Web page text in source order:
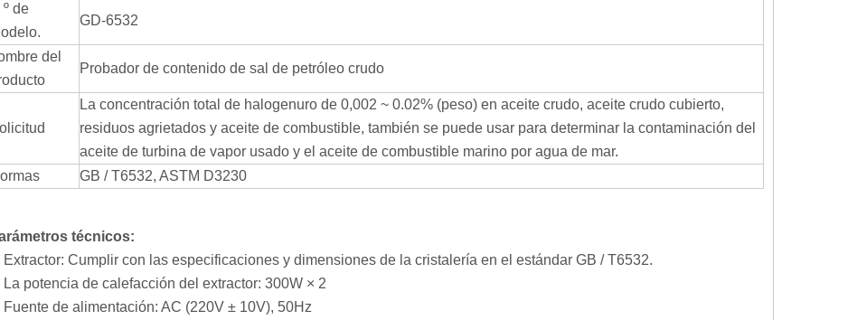
º de
GD-6532
del
Probador de contenido de sal de petróleo crudo
La concentración total de halogenuro de 0,002 ~ 0.02% (peso) en aceite crudo, aceite crudo cubierto,
residuos agrietados y aceite de combustible, también se puede usar para determinar la contaminación del
aceite de turbina de vapor usado y el aceite de combustible marino por agua de mar.
GB / T6532, ASTM D3230
técnicos:
Extractor: Cumplir con las especificaciones y dimensiones de la cristalería en el estándar GB / T6532.
La potencia de calefacción del extractor: 300W × 2
Fuente de alimentación: AC (220V ± 10V), 50Hz